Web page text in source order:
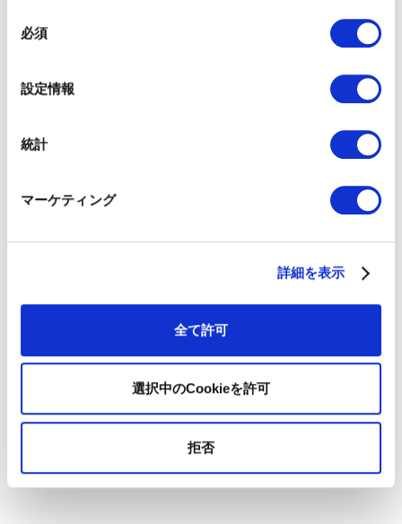
必須
設定情報
統計
マーケティング
詳細を表示
全て許可
選択中のCookieを許可
拒否
戦略を採用することになるでしょう。
https://www.01growth.com/blog/buyer-group-marketing-101
BtoBマーケティングにおいては、マーケティング活動の自動化
の進行と、コンテンツの質的な変化を目の当たりにする1年にな
る意味ではマーケターの力量はキャンペーンのパフォーマンス
というよりは、いかにこれらを管理していくか、そして顧客タ